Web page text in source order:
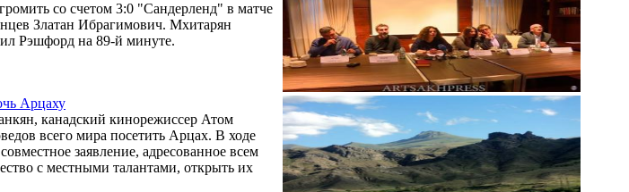
со счетом 3:0 "Сандерленд" в матче
Златан Ибрагимович. Мхитарян
Рэшфорд на 89-й минуте.
Арцаху
канадский кинорежиссер Атом
всего мира посетить Арцах. В ходе
заявление, адресованное всем
с местными талантами, открыть их